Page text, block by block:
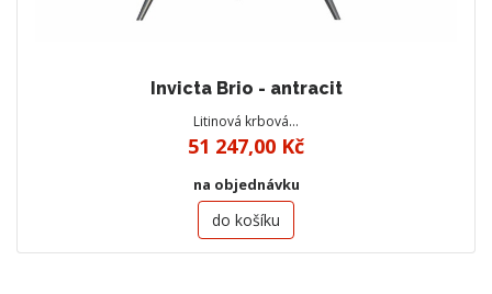
Invicta Brio - antracit
Litinová krbová…
51 247,00 Kč
na objednávku
do košíku